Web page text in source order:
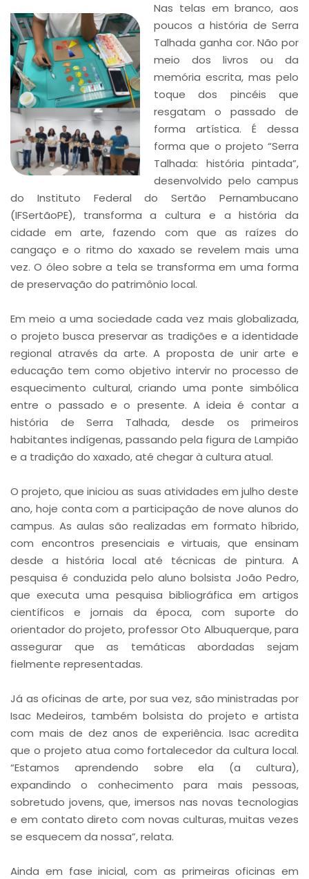
Nas telas em branco, aos
poucos a história de Serra
Talhada ganha cor. Não por
meio dos livros ou da
memória escrita, mas pelo
toque dos pincéis que
resgatam o passado de
forma artística. É dessa
forma que o projeto “Serra
Talhada: história pintada”,
desenvolvido pelo campus
do Instituto Federal do Sertão Pernambucano
(IFSertãoPE), transforma a cultura e a história da
cidade em arte, fazendo com que as raízes do
cangaço e o ritmo do xaxado se revelem mais uma
vez. O óleo sobre a tela se transforma em uma forma
de preservação do patrimônio local.
Em meio a uma sociedade cada vez mais globalizada,
o projeto busca preservar as tradições e a identidade
regional através da arte. A proposta de unir arte e
educação tem como objetivo intervir no processo de
esquecimento cultural, criando uma ponte simbólica
entre o passado e o presente. A ideia é contar a
história de Serra Talhada, desde os primeiros
habitantes indígenas, passando pela figura de Lampião
e a tradição do xaxado, até chegar à cultura atual.
O projeto, que iniciou as suas atividades em julho deste
ano, hoje conta com a participação de nove alunos do
campus. As aulas são realizadas em formato híbrido,
com encontros presenciais e virtuais, que ensinam
desde a história local até técnicas de pintura. A
pesquisa é conduzida pelo aluno bolsista João Pedro,
que executa uma pesquisa bibliográfica em artigos
científicos e jornais da época, com suporte do
orientador do projeto, professor Oto Albuquerque, para
assegurar que as temáticas abordadas sejam
fielmente representadas.
Já as oficinas de arte, por sua vez, são ministradas por
Isac Medeiros, também bolsista do projeto e artista
com mais de dez anos de experiência. Isac acredita
que o projeto atua como fortalecedor da cultura local.
“Estamos aprendendo sobre ela (a cultura),
expandindo o conhecimento para mais pessoas,
sobretudo jovens, que, imersos nas novas tecnologias
e em contato direto com novas culturas, muitas vezes
se esquecem da nossa”, relata.
Ainda em fase inicial, com as primeiras oficinas em